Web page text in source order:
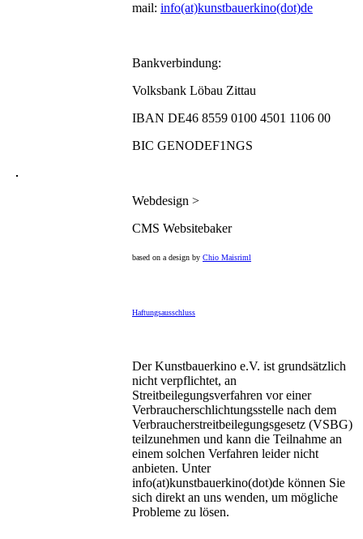
mail: info(at)kunstbauerkino(dot)de
Bankverbindung:
Volksbank Löbau Zittau
IBAN DE46 8559 0100 4501 1106 00
BIC GENODEF1NGS
Webdesign >
CMS Websitebaker
based on a design by Chio Maisriml
Haftungsausschluss
Der Kunstbauerkino e.V. ist grundsätzlich
nicht verpflichtet, an
Streitbeilegungsverfahren vor einer
Verbraucherschlichtungsstelle nach dem
Verbraucherstreitbeilegungsgesetz (VSBG)
teilzunehmen und kann die Teilnahme an
einem solchen Verfahren leider nicht
anbieten. Unter
info(at)kunstbauerkino(dot)de können Sie
sich direkt an uns wenden, um mögliche
Probleme zu lösen.